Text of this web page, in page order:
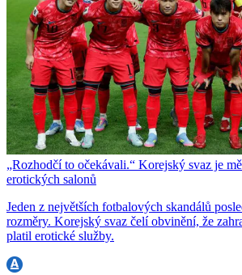
„Rozhodčí to očekávali.“ Korejský svaz je
erotických salonů
Jeden z největších fotbalových skandálů
rozměry. Korejský svaz čelí obvinění, že
platil erotické služby.